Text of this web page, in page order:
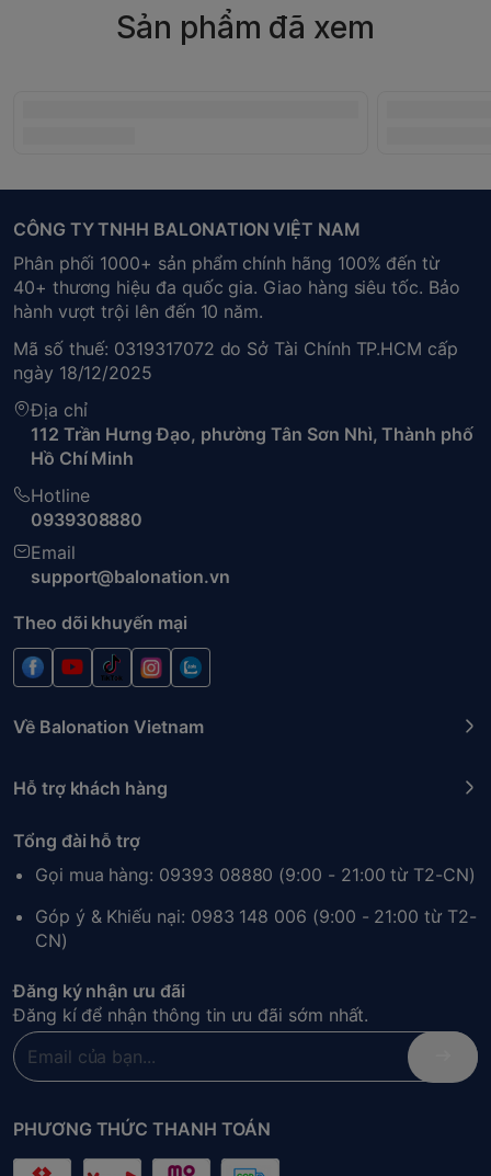
Sản phẩm đã xem
CÔNG TY TNHH BALONATION VIỆT NAM
Phân phối 1000+ sản phẩm chính hãng 100% đến từ
40+ thương hiệu đa quốc gia. Giao hàng siêu tốc. Bảo
hành vượt trội lên đến 10 năm.
Mã số thuế: 0319317072 do Sở Tài Chính TP.HCM cấp
ngày 18/12/2025
Địa chỉ
112 Trần Hưng Đạo, phường Tân Sơn Nhì, Thành phố
Hồ Chí Minh
Hotline
0939308880
Email
support@balonation.vn
Theo dõi khuyến mại
Về Balonation Vietnam
Hỗ trợ khách hàng
Tổng đài hỗ trợ
Gọi mua hàng: 09393 08880 (9:00 - 21:00 từ T2-CN)
Góp ý & Khiếu nại: 0983 148 006 (9:00 - 21:00 từ T2-
CN)
Đăng ký nhận ưu đãi
Đăng kí để nhận thông tin ưu đãi sớm nhất.
PHƯƠNG THỨC THANH TOÁN